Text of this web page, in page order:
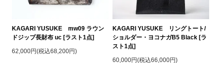
KAGARI YUSUKE mw09 ラウン
ドジップ長財布 uc [ラスト1点]
62,000円(税込68,200円)
KAGARI YUSUKE リングトート/
ショルダー・ヨコナガB5 Black [ラ
スト1点]
60,000円(税込66,000円)